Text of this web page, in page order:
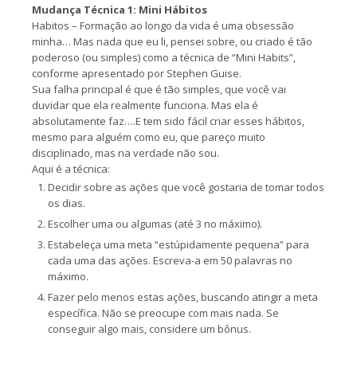
Mudança Técnica 1: Mini Hábitos
Habitos – Formação ao longo da vida é uma obsessão
minha… Mas nada que eu li, pensei sobre, ou criado é tão
poderoso (ou simples) como a técnica de “Mini Habits”,
conforme apresentado por Stephen Guise.
Sua falha principal é que é tão simples, que você vai
duvidar que ela realmente funciona. Mas ela é
absolutamente faz….E tem sido fácil criar esses hábitos,
mesmo para alguém como eu, que pareço muito
disciplinado, mas na verdade não sou.
Aqui é a técnica:
Decidir sobre as ações que você gostaria de tomar todos
os dias.
Escolher uma ou algumas (até 3 no máximo).
Estabeleça uma meta “estúpidamente pequena” para
cada uma das ações. Escreva-a em 50 palavras no
máximo.
Fazer pelo menos estas ações, buscando atingir a meta
específica. Não se preocupe com mais nada. Se
conseguir algo mais, considere um bônus.